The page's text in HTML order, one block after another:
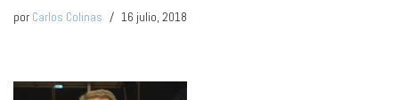
por Carlos Colinas 16 julio, 2018